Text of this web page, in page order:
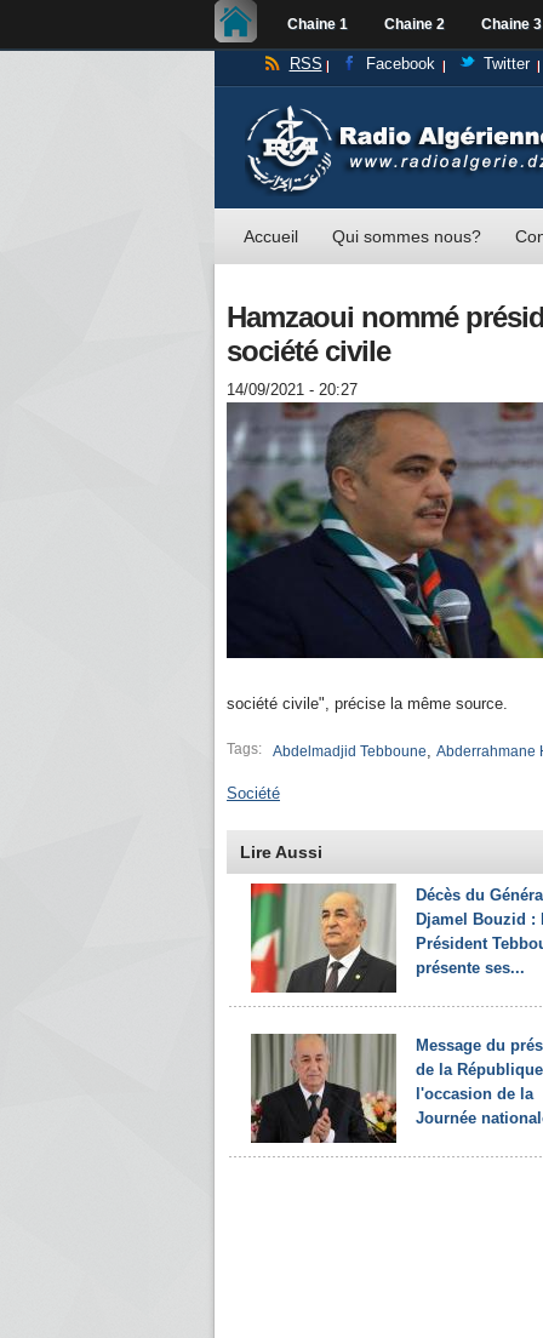
Chaine 1 Chaine 2 Chaine 3
RSS Facebook Twitter
Accueil Qui sommes nous?
Hamzaoui nommé
société civile
14/09/2021 - 20:27
société civile", précise la même source.
Tags: Abdelmadjid Tebboune, Abderrahmane
Société
Lire Aussi
Décès du
Djamel Bouzid :
Président
présente ses...
Message du
de la
l'occasion de la
Journée